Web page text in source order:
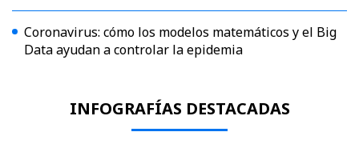
Coronavirus: cómo los modelos matemáticos y el Big
Data ayudan a controlar la epidemia
INFOGRAFÍAS DESTACADAS